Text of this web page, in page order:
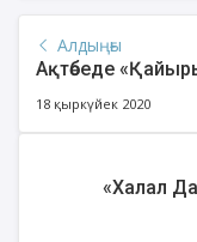
Алдыңғы
Ақтөбеде
18 қыркүйек 2020
«Халал